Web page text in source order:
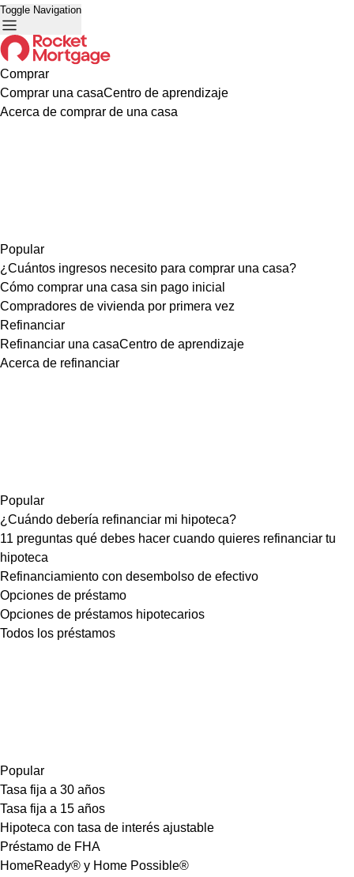
Toggle Navigation
Comprar
Comprar una casaCentro de aprendizaje
Acerca de comprar de una casa
Popular
¿Cuántos ingresos necesito para comprar una casa?
Cómo comprar una casa sin pago inicial
Compradores de vivienda por primera vez
Refinanciar
Refinanciar una casaCentro de aprendizaje
Acerca de refinanciar
Popular
¿Cuándo debería refinanciar mi hipoteca?
11 preguntas qué debes hacer cuando quieres refinanciar tu
hipoteca
Refinanciamiento con desembolso de efectivo
Opciones de préstamo
Opciones de préstamos hipotecarios
Todos los préstamos
Popular
Tasa fija a 30 años
Tasa fija a 15 años
Hipoteca con tasa de interés ajustable
Préstamo de FHA
HomeReady® y Home Possible®